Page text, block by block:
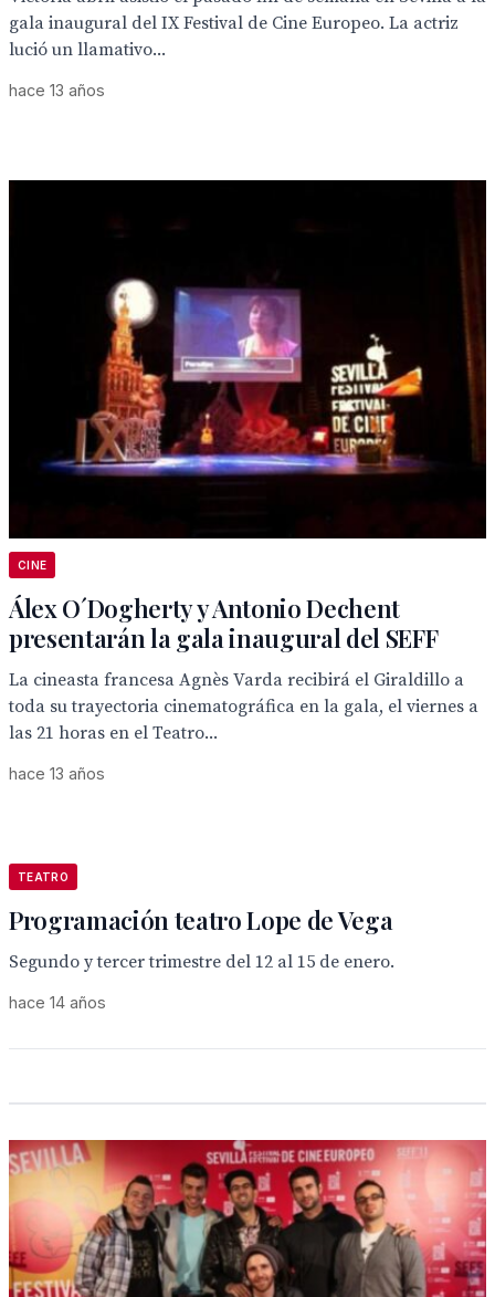
gala inaugural del IX Festival de Cine Europeo. La actriz
lució un llamativo...
hace 13 años
CINE
Álex O´Dogherty y Antonio Dechent
presentarán la gala inaugural del SEFF
La cineasta francesa Agnès Varda recibirá el Giraldillo a
toda su trayectoria cinematográfica en la gala, el viernes a
las 21 horas en el Teatro...
hace 13 años
TEATRO
Programación teatro Lope de Vega
Segundo y tercer trimestre del 12 al 15 de enero.
hace 14 años